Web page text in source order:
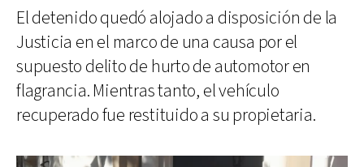
El detenido quedó alojado a disposición de la
Justicia en el marco de una causa por el
supuesto delito de hurto de automotor en
flagrancia. Mientras tanto, el vehículo
recuperado fue restituido a su propietaria.